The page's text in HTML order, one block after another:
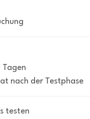
Tagen
nach der Testphase
testen